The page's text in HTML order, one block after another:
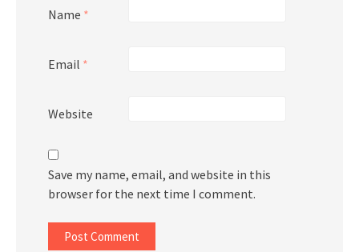
Name *
Email *
Website
Save my name, email, and website in this
browser for the next time I comment.